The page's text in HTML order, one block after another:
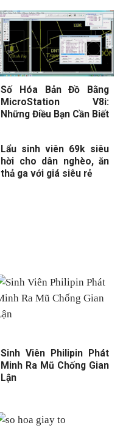
Số Hóa Bản Đồ Bằng
MicroStation V8i:
Những Điều Bạn Cần Biết
Lẩu sinh viên 69k siêu
hời cho dân nghèo, ăn
thả ga với giá siêu rẻ
Sinh Viên Philipin Phát
Minh Ra Mũ Chống Gian
Lận